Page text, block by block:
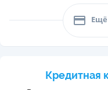
Ещё
Кредитная